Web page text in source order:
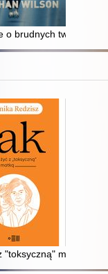
o brudnych twarzach :
"toksyczną" matką